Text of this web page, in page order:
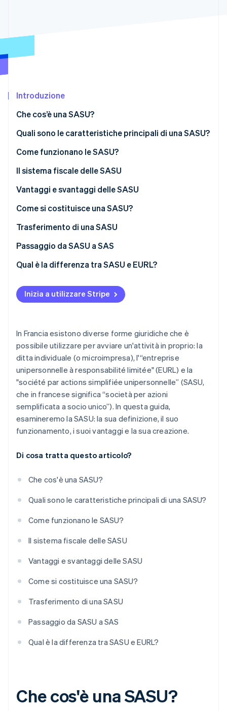
Atlas
Verifica online dell'identità
Stripe Sessions 2026
Guarda ora
Introduzione
Che cos’è una SASU?
Quali sono le caratteristiche principali di una SASU?
Capitale sociale
Come funzionano le SASU?
Il sistema fiscale delle SASU
Status fiscale dell’azionista unico
Status fiscale del presidente
Vantaggi e svantaggi delle SASU
Vantaggi
Svantaggi
Come si costituisce una SASU?
Costi associati
Trasferimento di una SASU
Passaggio da SASU a SAS
Qual è la differenza tra SASU e EURL?
Inizia a utilizzare Stripe
In Francia esistono diverse forme giuridiche che è
possibile utilizzare per avviare un'attività in proprio: la
ditta individuale (o microimpresa), l'“entreprise
unipersonnelle à responsabilité limitée" (EURL) e la
"société par actions simplifiée unipersonnelle” (SASU,
che in francese significa “società per azioni
semplificata a socio unico”). In questa guida,
esamineremo la SASU: la sua definizione, il suo
funzionamento, i suoi vantaggi e la sua creazione.
Di cosa tratta questo articolo?
Che cos'è una SASU?
Quali sono le caratteristiche principali di una SASU?
Come funzionano le SASU?
Il sistema fiscale delle SASU
Vantaggi e svantaggi delle SASU
Come si costituisce una SASU?
Trasferimento di una SASU
Passaggio da SASU a SAS
Qual è la differenza tra SASU e EURL?
Che cos'è una SASU?